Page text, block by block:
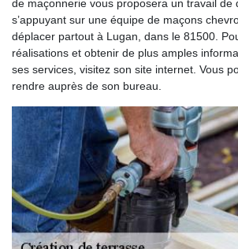
de maçonnerie vous proposera un travail de
s’appuyant sur une équipe de maçons
déplacer partout à Lugan, dans le 81500.
réalisations et obtenir de plus amples
ses services, visitez son site internet. Vous
rendre auprès de son bureau.